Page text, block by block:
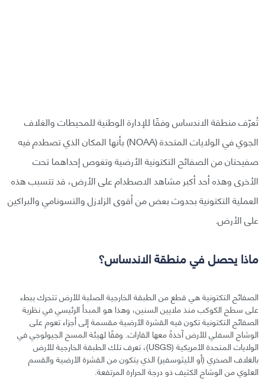
تُعرّف منطقة الاندساس وفقًا للإدارة الوطنية للمحيطات والغلاف
الجوي في الولايات المتحدة (NOAA) بأنها المكان الذي تصطدم فيه
صفيحتان من الصفائح التكتونية الأرضية وتغوص إحداهما تحت
الأخرى وهذه أحد أكبر مشاهد الاصطدام على الأرض، قد تتسبب هذه
العملية التكتونية بحدوث بعض من أقوى الزلازل والتسونامي والبراكين
على الأرض.
ماذا يحصل في منطقة الاندساس؟
الصفائح التكتونية هي قطع من الطبقة الخارجية الصلبة للأرض تتحرك ببطء
على سطح الكوكب منذ ملايين السنين، وهذا هو المبدأ الرئيسي في نظرية
الصفائح التكتونية تكون فيه القشرة الأرضية مقسمة إلى أجزاء تعوم على
الوشاح السفلي للأرض آخذةً معها القارات. وفقًا لهيئة المسح الجيولوجي في
الولايات المتحدة الأمريكية (USGS)، تعرف تلك الطبقة الخارجية للأرض
بالغلاف الصخري (أو الليثوسفير) الذي يتكون من القشرة الأرضية والقسم
العلوي من الوشاح الكثيف ذو درجة الحرارة المرتفعة.